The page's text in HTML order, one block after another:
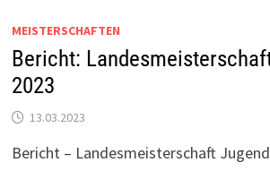
MEISTERSCHAFTEN
Bericht:
2023
13.03.2023
Bericht – Landesmeisterschaft